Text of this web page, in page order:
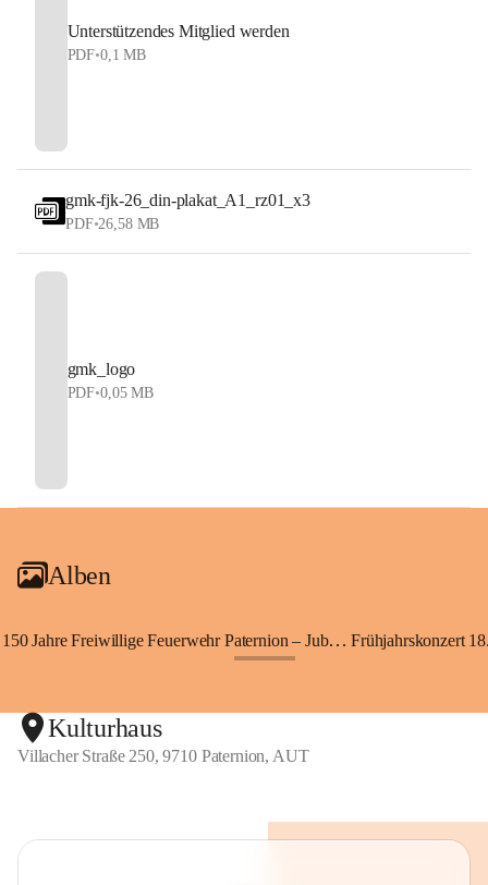
Unterstützendes Mitglied werden
PDF•0,1 MB
gmk-fjk-26_din-plakat_A1_rz01_x3
PDF•26,58 MB
gmk_logo
PDF•0,05 MB
Alben
150 Jahre Freiwillige Feuerwehr Paternion – Jubiläumsfest Frühjahrskonzert
Kulturhaus
Villacher Straße 250, 9710 Paternion, AUT